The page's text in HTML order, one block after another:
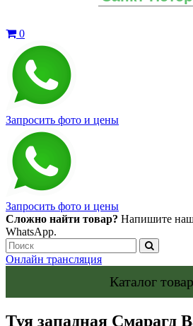
0
Запросить фото и цены
Запросить фото и цены
Сложно найти товар? Напишите
WhatsApp.
Онлайн трансляция
Каталог
Туя западная Смарагд